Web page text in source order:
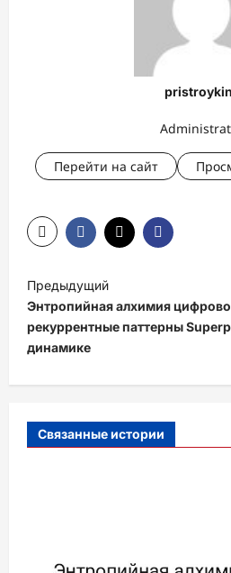
pristroykin_
Перейти на сайт
Н
а
в
и
г
ц
Предыдущий
Энтропийная алхимия
рекуррентные паттерны
динамике
Связанные истории